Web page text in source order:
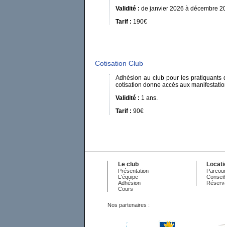
Validité : de janvier 2026 à décembre
Tarif : 190€
Cotisation Club
Adhésion au club pour les pratiquants
cotisation donne accès aux
Validité : 1 ans.
Tarif : 90€
Le club
Présentation
L'équipe
Adhésion
Cours
Nos partenaires :